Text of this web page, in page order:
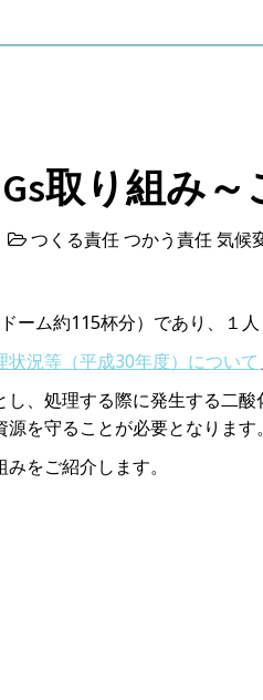
取り組み
つくる責任 つかう責任気候
ーム約115杯分）であり、１
況等（平成30年度）について
、処理する際に発生する二酸
を守ることが必要となります。
をご紹介します。